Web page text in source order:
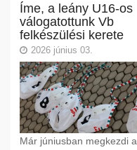
Íme, a leány U16-os
válogatottunk Vb
felkészülési kerete
2026 június 03.
Már júniusban megkezdi a